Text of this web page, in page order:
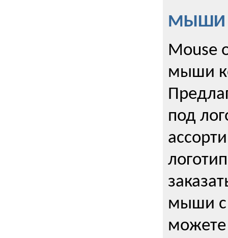
МЫШИ
Mouse
мыши
под
мыши с
можете